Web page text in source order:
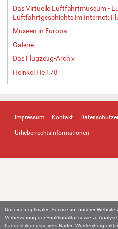
Um einen optimalen Service auf unserer Website
Verbesserung der Funktionalität sowie zu
Landesbildungsservers Baden-Württemberg
Das Virtuelle Luftfahrtmuseum -
Luftfahrtgeschichte im Internet:
Museen in Europa
Galerie
Das Flugzeug-Archiv
Heinkel He 178
Impressum Kontakt
Urheberrechtsinformationen